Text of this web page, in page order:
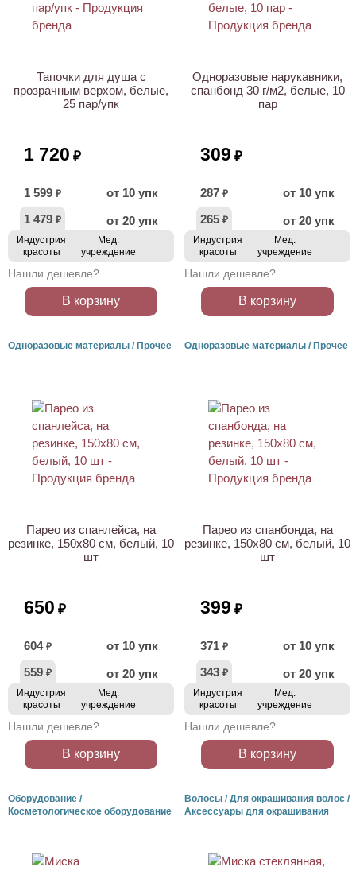
Тапочки для душа с
прозрачным верхом, белые,
25 пар/упк
1 720 ₽
1 599 ₽
от 10 упк
1 479 ₽ от 20 упк
Индустрия
красоты
Мед.
учреждение
Нашли дешевле?
В корзину
Одноразовые нарукавники,
спанбонд 30 г/м2, белые, 10
пар
309 ₽
287 ₽
от 10 упк
265 ₽ от 20 упк
Индустрия
красоты
Мед.
учреждение
Нашли дешевле?
В корзину
Одноразовые материалы / Прочее
Парео из спанлейса, на
резинке, 150х80 см, белый, 10
шт
650 ₽
604 ₽
от 10 упк
559 ₽ от 20 упк
Индустрия
красоты
Мед.
учреждение
Нашли дешевле?
В корзину
Одноразовые материалы / Прочее
Парео из спанбонда, на
резинке, 150х80 см, белый, 10
шт
399 ₽
371 ₽
от 10 упк
343 ₽ от 20 упк
Индустрия
красоты
Мед.
учреждение
Нашли дешевле?
В корзину
Оборудование /
Косметологическое оборудование
Волосы / Для окрашивания волос /
Аксессуары для окрашивания